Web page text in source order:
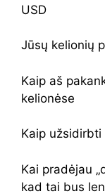
USD
Jūsų kelionių
Kaip aš
kelionėse
Kaip
Kai pradėjau
kad tai bus